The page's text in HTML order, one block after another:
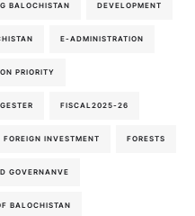
BALOCHISTAN DEVELOPMENT
E-ADMINISTRATION
PRIORITY
FISCAL2025-26
FOREIGN INVESTMENT FORESTS
GOVERNANVE
BALOCHISTAN